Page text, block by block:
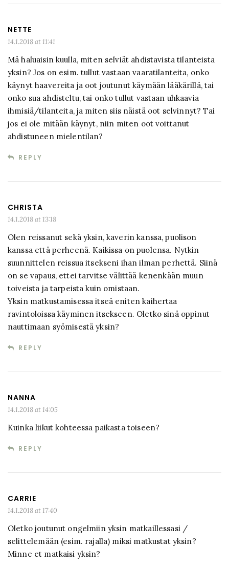
NETTE
14.1.2018 at 11:41
Mä haluaisin kuulla, miten selviät ahdistavista tilanteista
yksin? Jos on esim. tullut vastaan vaaratilanteita, onko
käynyt haavereita ja oot joutunut käymään lääkärillä, tai
onko sua ahdisteltu, tai onko tullut vastaan uhkaavia
ihmisiä/tilanteita, ja miten siis näistä oot selvinnyt? Tai
jos ei ole mitään käynyt, niin miten oot voittanut
ahdistuneen mielentilan?
REPLY
CHRISTA
14.1.2018 at 13:18
Olen reissanut sekä yksin, kaverin kanssa, puolison
kanssa että perheenä. Kaikissa on puolensa. Nytkin
suunnittelen reissua itsekseni ihan ilman perhettä. Siinä
on se vapaus, ettei tarvitse välittää kenenkään muun
toiveista ja tarpeista kuin omistaan.
Yksin matkustamisessa itseä eniten kaihertaa
ravintoloissa käyminen itsekseen. Oletko sinä oppinut
nauttimaan syömisestä yksin?
REPLY
NANNA
14.1.2018 at 14:05
Kuinka liikut kohteessa paikasta toiseen?
REPLY
CARRIE
14.1.2018 at 17:40
Oletko joutunut ongelmiin yksin matkaillessasi /
selittelemään (esim. rajalla) miksi matkustat yksin?
Minne et matkaisi yksin?